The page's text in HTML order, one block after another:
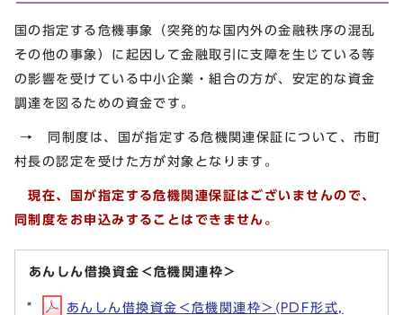
国の指定する危機事象（突発的な国内外の金融秩序の混乱
その他の事象）に起因して金融取引に支障を生じている等
の影響を受けている中小企業・組合の方が、安定的な資金
調達を図るための資金です。
→ 同制度は、国が指定する危機関連保証について、市町
村長の認定を受けた方が対象となります。
現在、国が指定する危機関連保証はございませんので、
同制度をお申込みすることはできません。
あんしん借換資金＜危機関連枠＞
あんしん借換資金＜危機関連枠＞(PDF形式,